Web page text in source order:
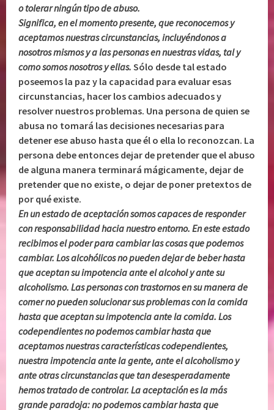
o tolerar ningún tipo de abuso.
Significa, en el momento presente, que reconocemos y
aceptamos nuestras circunstancias, incluyéndonos a
nosotros mismos y a las personas en nuestras vidas, tal y
como somos nosotros y ellas. Sólo desde tal estado
poseemos la paz y la capacidad para evaluar esas
circunstancias, hacer los cambios adecuados y
resolver nuestros problemas. Una persona de quien se
abusa no tomará las decisiones necesarias para
detener ese abuso hasta que él o ella lo reconozcan. La
persona debe entonces dejar de pretender que el abuso
de alguna manera terminará mágicamente, dejar de
pretender que no existe, o dejar de poner pretextos de
por qué existe.
En un estado de aceptación somos capaces de responder
con responsabilidad hacia nuestro entorno. En este estado
recibimos el poder para cambiar las cosas que podemos
cambiar. Los alcohólicos no pueden dejar de beber hasta
que aceptan su impotencia ante el alcohol y ante su
alcoholismo. Las personas con trastornos en su manera de
comer no pueden solucionar sus problemas con la comida
hasta que aceptan su impotencia ante la comida. Los
codependientes no podemos cambiar hasta que
aceptamos nuestras características codependientes,
nuestra impotencia ante la gente, ante el alcoholismo y
ante otras circunstancias que tan desesperadamente
hemos tratado de controlar. La aceptación es la más
grande paradoja: no podemos cambiar hasta que